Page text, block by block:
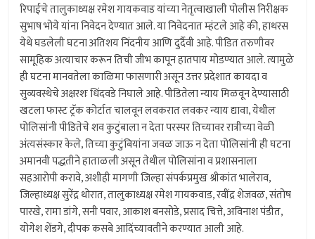
रिपाईचे तालुकाध्यक्ष रमेश गायकवाड यांच्या नेतृत्वाखाली पोलीस निरीक्षक
सुभाष भोये यांना निवेदन देण्यात आले. या निवेदनात म्हंटले आहे की, हाथरस
येथे घडलेली घटना अतिशय निंदनीय आणि दुर्दैवी आहे. पीडित तरुणीवर
सामूहिक अत्याचार करून तिची जीभ कापून हातपाय मोडण्यात आले. त्यामुळे
ही घटना मानवतेला काळिमा फासणारी असून उत्तर प्रदेशात कायदा व
सुव्यवस्थेचे अक्षरशः धिंदवडे निघाले आहे. पीडितेला न्याय मिळवून देण्यासाठी
खटला फास्ट ट्रॅक कोर्टात चालवून लवकरात लवकर न्याय द्यावा, येथील
पोलिसांनी पीडितेचे शव कुटुंबाला न देता परस्पर तिच्यावर रात्रीच्या वेळी
अंत्यसंस्कार केले, तिच्या कुटुंबियांना जवळ जाऊ न देता पोलिसांनी ही घटना
अमानवी पद्धतीने हाताळली असून तेथील पोलिसांना व प्रशासनाला
सहआरोपी करावे, अशीही मागणी जिल्हा संपर्कप्रमुख श्रीकांत भालेराव,
जिल्हाध्यक्ष सुरेंद्र थोरात, तालुकाध्यक्ष रमेश गायकवाड, रवींद्र शेजवळ, संतोष
पारखे, रामा डांगे, सनी पवार, आकाश बनसोडे, प्रसाद चित्ते, अविनाश पंडीत,
योगेश शेंडगे, दीपक कसबे आदिंच्यावतीने करण्यात आली आहे.